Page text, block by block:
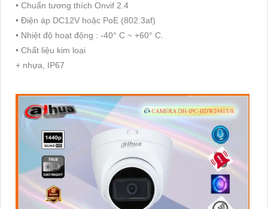
• Chuẩn tương thích Onvif 2.4
• Điện áp DC12V hoặc PoE (802.3af)
• Nhiệt độ hoạt động : -40° C ~ +60° C.
• Chất liệu kim loại
+ nhựa, IP67